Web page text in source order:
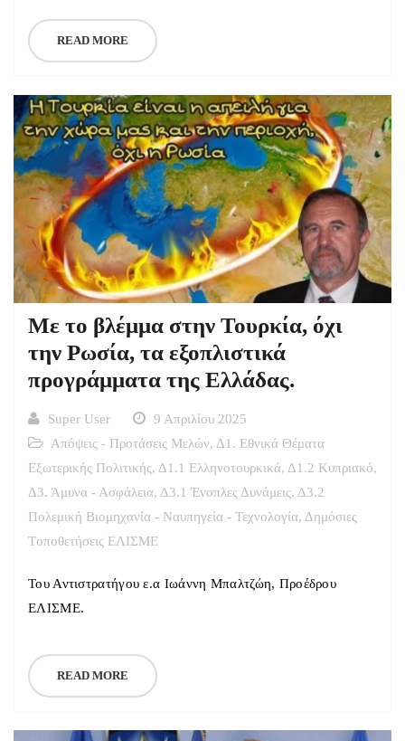
READ MORE
Με το βλέμμα στην Τουρκία, όχι
την Ρωσία, τα εξοπλιστικά
προγράμματα της Ελλάδας.
Super User
9 Απριλίου 2025
Απόψεις - Προτάσεις Μελών, Δ1. Εθνικά Θέματα
Εξωτερικής Πολιτικής, Δ1.1 Ελληνοτουρκικά, Δ1.2 Κυπριακό,
Δ3. Άμυνα - Ασφάλεια, Δ3.1 Ένοπλες Δυνάμεις, Δ3.2
Πολεμική Βιομηχανία - Ναυπηγεία - Τεχνολογία, Δημόσιες
Tοποθετήσεις ΕΛΙΣΜΕ
Του Αντιστρατήγου ε.α Ιωάννη Μπαλτζώη, Προέδρου
ΕΛΙΣΜΕ.
READ MORE